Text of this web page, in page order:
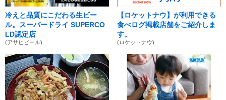
冷えと品質にこだわる生ビー
ル。スーパードライ SUPERCO
LD認定店
(アサヒビール)
【ロケットナウ】が利用できる
食べログ掲載店舗をご紹介しま
す。
(ロケットナウ)